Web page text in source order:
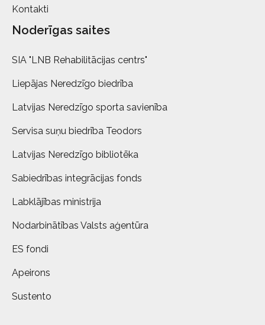
Kontakti
Noderīgas saites
SIA "LNB Rehabilitācijas centrs"
Liepājas Neredzīgo biedrība
Latvijas Neredzīgo sporta savienība
Servisa suņu biedrība Teodors
Latvijas Neredzīgo bibliotēka
Sabiedrības integrācijas fonds
Labklājības ministrija
Nodarbinātības Valsts aģentūra
ES fondi
Apeirons
Sustento